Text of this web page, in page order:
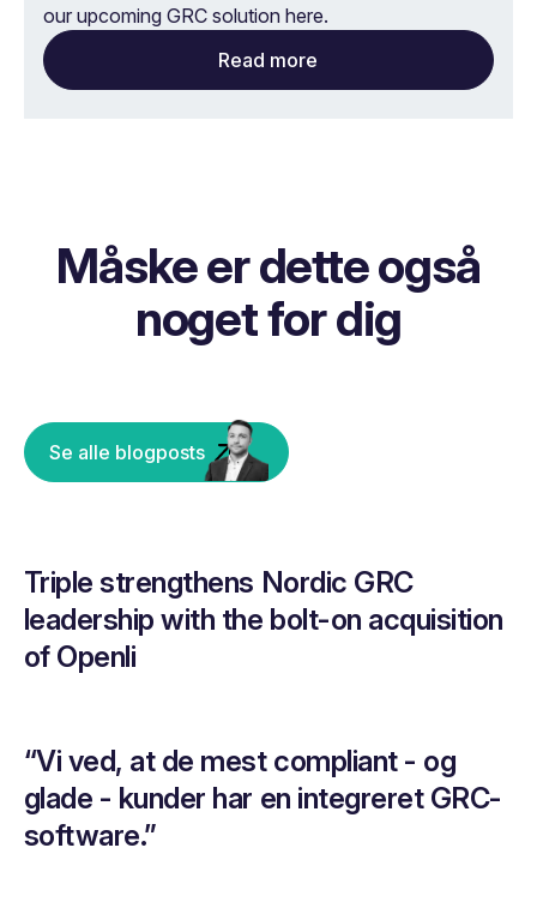
our upcoming GRC solution here.
Read more
Måske er dette også
noget for dig
Se alle blogposts
Triple strengthens Nordic GRC
leadership with the bolt-on acquisition
of Openli
“Vi ved, at de mest compliant - og
glade - kunder har en integreret GRC-
software.”